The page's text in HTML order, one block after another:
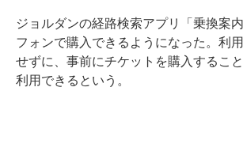
ジョルダンの経路検索アプリ「乗換案
フォンで購入できるようになった。利
せずに、事前にチケットを購入するこ
利用できるという。